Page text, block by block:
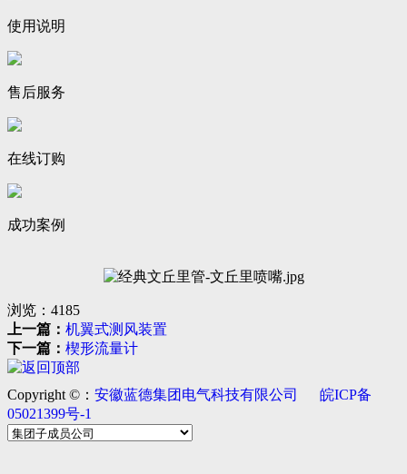
使用说明
售后服务
在线订购
成功案例
浏览： 4185
上一篇： 机翼式测风装置
下一篇： 楔形流量计
Copyright ©： 安徽蓝德集团电气科技有限公司
皖ICP备
05021399号-1